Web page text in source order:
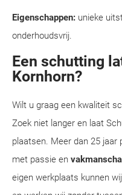
Eigenschappen: unieke
onderhoudsvrij.
Een schutting
Kornhorn?
Wilt u graag een kwaliteit
Zoek niet langer en laat
plaatsen. Meer dan 25 jaar
met passie en
eigen werkplaats kunnen